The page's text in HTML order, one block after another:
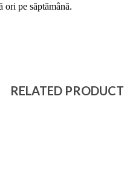
pe săptămână.
RELATED